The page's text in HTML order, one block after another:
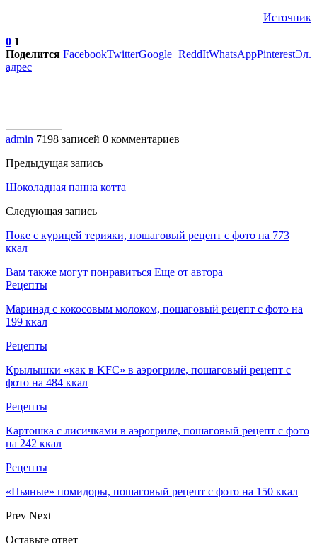
Источник
0 1
Поделится FacebookTwitterGoogle+ReddItWhatsAppPinterestЭл.
адрес
admin 7198 записей 0 комментариев
Предыдущая запись
Шоколадная панна котта
Следующая запись
Поке с курицей терияки, пошаговый рецепт с фото на 773
ккал
Вам также могут понравиться Еще от автора
Рецепты
Маринад с кокосовым молоком, пошаговый рецепт с фото на
199 ккал
Рецепты
Крылышки «как в KFC» в аэрогриле, пошаговый рецепт с
фото на 484 ккал
Рецепты
Картошка с лисичками в аэрогриле, пошаговый рецепт с фото
на 242 ккал
Рецепты
«Пьяные» помидоры, пошаговый рецепт с фото на 150 ккал
Prev Next
Оставьте ответ